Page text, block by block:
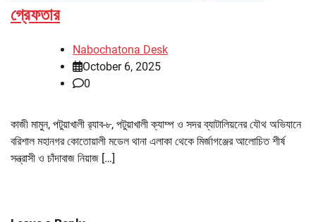
গ্রেফতার
Nabochatona Desk
October 6, 2025
0
কাজী মামুন, পটুয়াখালী র‌্যাব-৮, পটুয়াখালী ক্যাম্প ও সদর ব্যাটালিয়নের যৌথ অভিযানে
বরিশাল মহানগর কোতোয়ালী মডেল থানা এলাকা থেকে মির্জাগঞ্জের আলোচিত শীর্ষ
সন্ত্রাসী ও চাঁদাবাজ নিয়াজ […]